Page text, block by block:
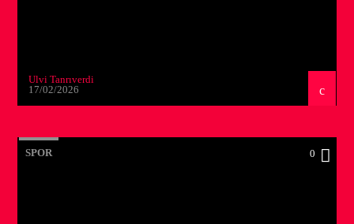
Ulvi Tanrıverdi
17/02/2026
SPOR 0